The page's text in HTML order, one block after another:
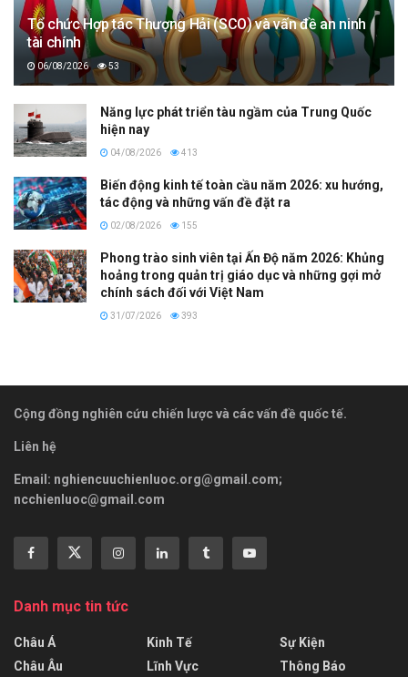
Tổ chức Hợp tác Thượng Hải (SCO) và vấn đề an ninh
tài chính
06/08/2026 53
Năng lực phát triển tàu ngầm của Trung Quốc
hiện nay
04/08/2026 413
Biến động kinh tế toàn cầu năm 2026: xu hướng,
tác động và những vấn đề đặt ra
02/08/2026 155
Phong trào sinh viên tại Ấn Độ năm 2026: Khủng
hoảng trong quản trị giáo dục và những gợi mở
chính sách đối với Việt Nam
31/07/2026 393
Cộng đồng nghiên cứu chiến lược và các vấn đề quốc tế.
Liên hệ
Email: nghiencuuchienluoc.org@gmail.com;
ncchienluoc@gmail.com
Danh mục tin tức
Châu Á
Châu Âu
Kinh Tế
Lĩnh Vực
Sự Kiện
Thông Báo